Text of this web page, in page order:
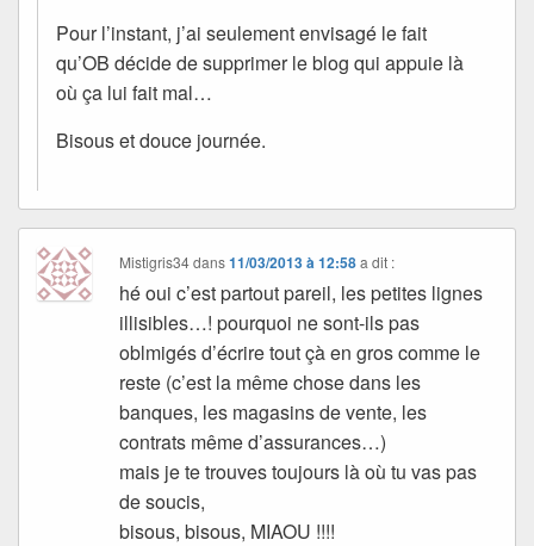
Pour l’instant, j’ai seulement envisagé le fait
qu’OB décide de supprimer le blog qui appuie là
où ça lui fait mal…
Bisous et douce journée.
Mistigris34dans11/03/2013 à 12:58 a dit :
hé oui c’est partout pareil, les petites lignes
illisibles…! pourquoi ne sont-ils pas
oblmigés d’écrire tout çà en gros comme le
reste (c’est la même chose dans les
banques, les magasins de vente, les
contrats même d’assurances…)
mais je te trouves toujours là où tu vas pas
de soucis,
bisous, bisous, MIAOU !!!!